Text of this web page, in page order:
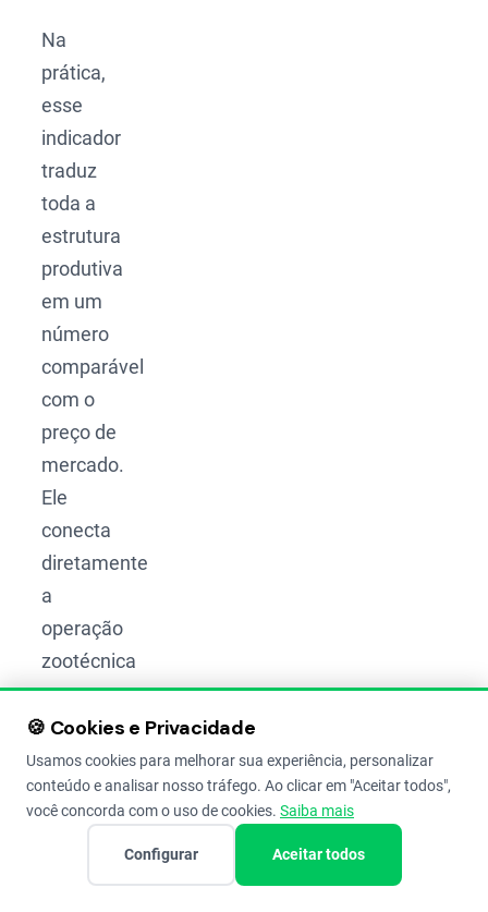
Na
prática,
esse
indicador
traduz
toda a
estrutura
produtiva
em um
número
comparável
com o
preço de
mercado.
Ele
conecta
diretamente
a
operação
zootécnica
ao
resultado
financeiro,
permitindo
avaliar
eficiência
🍪 Cookies e Privacidade
Usamos cookies para melhorar sua experiência, personalizar
conteúdo e analisar nosso tráfego. Ao clicar em "Aceitar todos",
você concorda com o uso de cookies. Saiba mais
Configurar Aceitar todos